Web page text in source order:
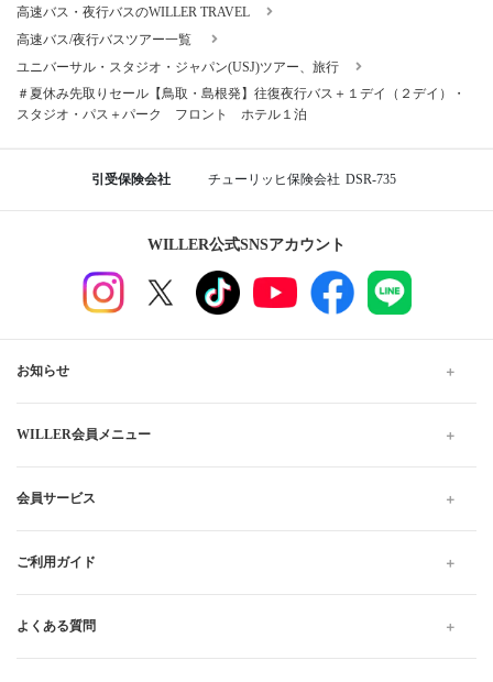
高速バス・夜行バスのWILLER TRAVEL
高速バス/夜行バスツアー一覧
ユニバーサル・スタジオ・ジャパン(USJ)ツアー、旅行
＃夏休み先取りセール【鳥取・島根発】往復夜行バス＋１デイ（２デイ）・
スタジオ・パス＋パーク フロント ホテル１泊
引受保険会社 チューリッヒ保険会社 DSR-735
WILLER公式SNSアカウント
お知らせ
WILLER会員メニュー
会員サービス
ご利用ガイド
よくある質問